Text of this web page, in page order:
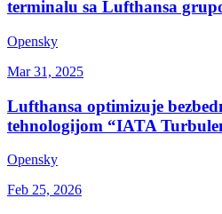
terminalu sa Lufthansa
Opensky
Mar 31, 2025
Lufthansa optimizuje
tehnologijom “IATA
Opensky
Feb 25, 2026